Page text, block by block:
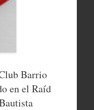
Barrio
en el Raíd